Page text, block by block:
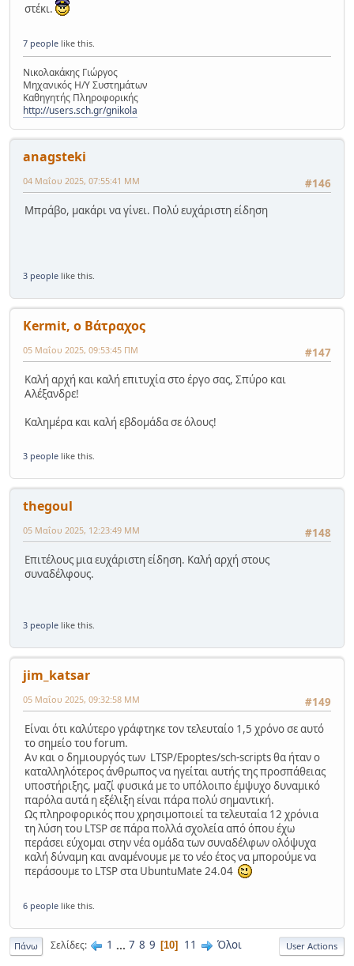
στέκι.
7 people like this.
Νικολακάκης Γιώργος
Μηχανικός Η/Υ Συστημάτων
Καθηγητής Πληροφορικής
http://users.sch.gr/gnikola
anagsteki
#146
04 Μαΐου 2025, 07:55:41 ΜΜ
Μπράβο, μακάρι να γίνει. Πολύ ευχάριστη είδηση
3 people like this.
Kermit, ο Βάτραχος
#147
05 Μαΐου 2025, 09:53:45 ΠΜ
Καλή αρχή και καλή επιτυχία στο έργο σας, Σπύρο και
Αλέξανδρε!
Καλημέρα και καλή εβδομάδα σε όλους!
3 people like this.
thegoul
#148
05 Μαΐου 2025, 12:23:49 ΜΜ
Επιτέλους μια ευχάριστη είδηση. Καλή αρχή στους
συναδέλφους.
3 people like this.
jim_katsar
#149
05 Μαΐου 2025, 09:32:58 ΜΜ
Είναι ότι καλύτερο γράφτηκε τον τελευταίο 1,5 χρόνο σε αυτό
το σημείο του forum.
Αν και ο δημιουργός των LTSP/Epoptes/sch-scripts θα ήταν ο
καταλληλότερος άνθρωπος να ηγείται αυτής της προσπάθειας
υποστήριξης, μαζί φυσικά με το υπόλοιπο έμψυχο δυναμικό
παρόλα αυτά η εξέλιξη είναι πάρα πολύ σημαντική.
Ως πληροφορικός που χρησιμοποιεί τα τελευταία 12 χρόνια
τη λύση του LTSP σε πάρα πολλά σχολεία από όπου έχω
περάσει εύχομαι στην νέα ομάδα των συναδέλφων ολόψυχα
καλή δύναμη και αναμένουμε με το νέο έτος να μπορούμε να
περάσουμε το LTSP στα UbuntuMate 24.04
6 people like this.
Πάνω Σελίδες 1 ... 7 8 9 10 11 Όλοι User Actions